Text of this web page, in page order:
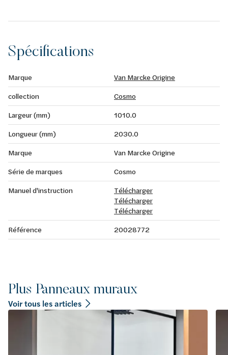
avant l'installation afin d'éviter les différences de
Spécifications
Marque
Van Marcke Origine
collection
Cosmo
Largeur (mm)
1010.0
Longueur (mm)
2030.0
Marque
Van Marcke Origine
Série de marques
Cosmo
Manuel d'instruction
Télécharger
Télécharger
Télécharger
Référence
20028772
Plus Panneaux muraux
Voir tous les articles